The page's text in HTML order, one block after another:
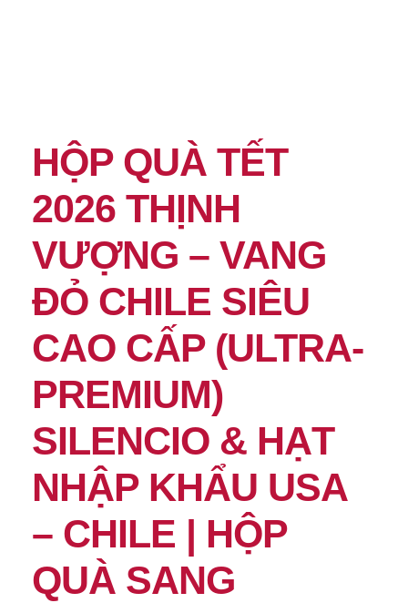
HỘP QUÀ TẾT
2026 THỊNH
VƯỢNG – VANG
ĐỎ CHILE SIÊU
CAO CẤP (ULTRA-
PREMIUM)
SILENCIO & HẠT
NHẬP KHẨU USA
– CHILE | HỘP
QUÀ SANG